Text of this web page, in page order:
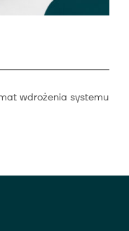
wdrożenia systemu